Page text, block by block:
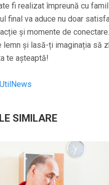
fi realizat împreună cu
final va aduce nu doar
și momente de
lemn și lasă-ți imaginația să
te așteaptă!
UtilNews
SIMILARE